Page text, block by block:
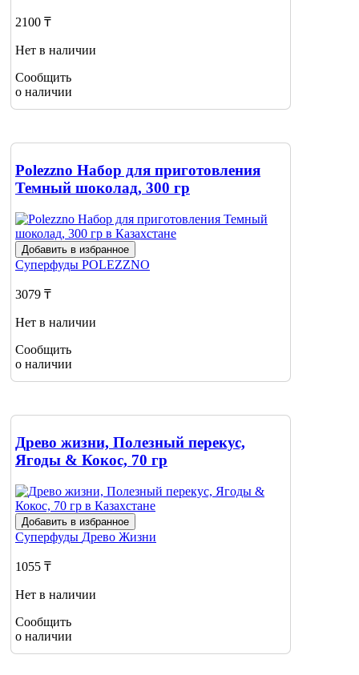
2100 ₸
Нет в наличии
Сообщить
о наличии
Polezzno Набор для приготовления
Темный шоколад, 300 гр
Добавить в избранное
Суперфуды POLEZZNO
3079 ₸
Нет в наличии
Сообщить
о наличии
Древо жизни, Полезный перекус,
Ягоды & Кокос, 70 гр
Добавить в избранное
Суперфуды Древо Жизни
1055 ₸
Нет в наличии
Сообщить
о наличии